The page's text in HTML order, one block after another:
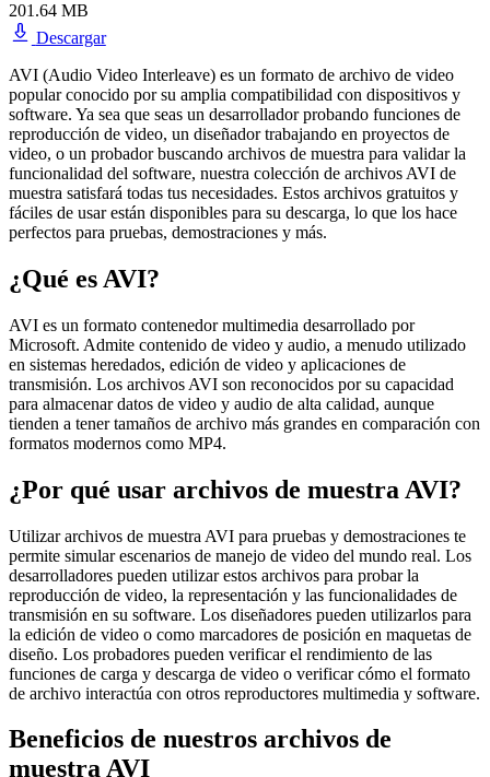
201.64 MB
Descargar
AVI (Audio Video Interleave) es un formato de archivo de video
popular conocido por su amplia compatibilidad con dispositivos y
software. Ya sea que seas un desarrollador probando funciones de
reproducción de video, un diseñador trabajando en proyectos de
video, o un probador buscando archivos de muestra para validar la
funcionalidad del software, nuestra colección de archivos AVI de
muestra satisfará todas tus necesidades. Estos archivos gratuitos y
fáciles de usar están disponibles para su descarga, lo que los hace
perfectos para pruebas, demostraciones y más.
¿Qué es AVI?
AVI es un formato contenedor multimedia desarrollado por
Microsoft. Admite contenido de video y audio, a menudo utilizado
en sistemas heredados, edición de video y aplicaciones de
transmisión. Los archivos AVI son reconocidos por su capacidad
para almacenar datos de video y audio de alta calidad, aunque
tienden a tener tamaños de archivo más grandes en comparación con
formatos modernos como MP4.
¿Por qué usar archivos de muestra AVI?
Utilizar archivos de muestra AVI para pruebas y demostraciones te
permite simular escenarios de manejo de video del mundo real. Los
desarrolladores pueden utilizar estos archivos para probar la
reproducción de video, la representación y las funcionalidades de
transmisión en su software. Los diseñadores pueden utilizarlos para
la edición de video o como marcadores de posición en maquetas de
diseño. Los probadores pueden verificar el rendimiento de las
funciones de carga y descarga de video o verificar cómo el formato
de archivo interactúa con otros reproductores multimedia y software.
Beneficios de nuestros archivos de
muestra AVI